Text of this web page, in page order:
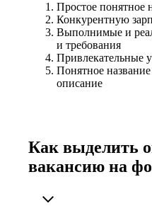
Простое понятное
Конкурентную
Выполнимые и
и требования
Привлекательные
Понятное
описание
Как выделить
вакансию на